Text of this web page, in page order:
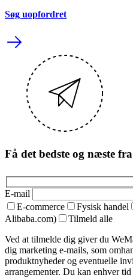
Søg uopfordret
Få det bedste og næste
E-mail
E-commerce
Fysisk handel
Alibaba.com)
Tilmeld alle
Ved at tilmelde dig giver du
dig marketing e-mails, som
produktnyheder og eventuelle
arrangementer. Du kan enhver